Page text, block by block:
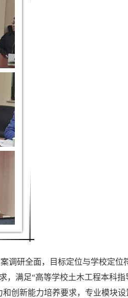
调研全面，目标定位与学校定位
满足“高等学校土木工程本科指
创新能力培养要求，专业模块